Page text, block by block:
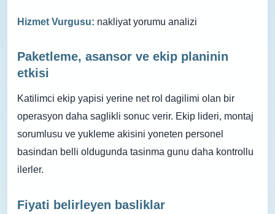
Hizmet Vurgusu: nakliyat yorumu analizi
Paketleme, asansor ve ekip planinin
etkisi
Katilimci ekip yapisi yerine net rol dagilimi olan bir
operasyon daha saglikli sonuc verir. Ekip lideri, montaj
sorumlusu ve yukleme akisini yoneten personel
basindan belli oldugunda tasinma gunu daha kontrollu
ilerler.
Fiyati belirleyen basliklar